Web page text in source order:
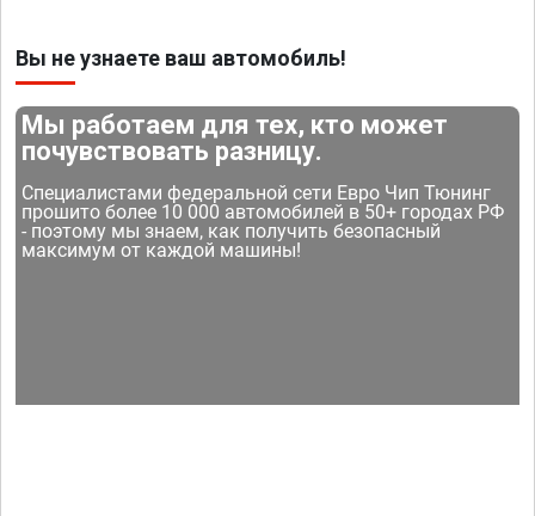
Вы не узнаете ваш автомобиль!
Мы работаем для тех, кто может
почувствовать разницу.
Специалистами федеральной сети Евро Чип Тюнинг
прошито более 10 000 автомобилей в 50+ городах РФ
- поэтому мы знаем, как получить безопасный
максимум от каждой машины!